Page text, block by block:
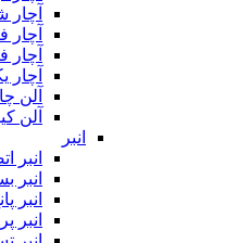
آچار
آچار
آچار
آلن
آلن
انبر
انبر
انبر
انبر
انبر